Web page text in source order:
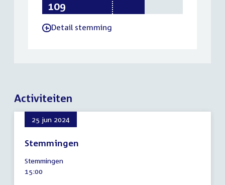
-Detail stemming
Activiteiten
25 jun 2024
Stemmingen
juni
2024
Stemmingen
Tijd
15:00